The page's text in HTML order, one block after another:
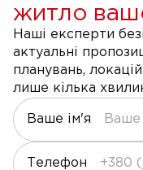
житло
Наші експерти
актуальні
планувань,
лише кілька
Ваше ім'я
Телефон